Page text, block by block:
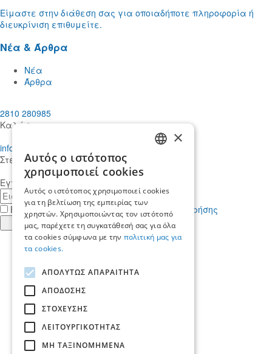
Είμαστε στην διάθεση σας για οποιαδήποτε πληροφορία ή
διευκρίνιση επιθυμείτε.
Νέα & Άρθρα
Νέα
Άρθρα
2810 280985
Καλέστε μας
info@mdcstiakakis.gr
Στείλτε μας το μήνυμά σας
Εγγραφείτε στο Newsletter μας
E-
mailΈχω διαβάσει κι αποδέχομαι τους
όρους χρήσης
Εγγραφή
Find
us
in
Facebook
Find
us
in
Instagram
Find
us
in
Twitter
Find
us
in
LinkedIn
Αρχική
Ποιοί είμαστε
Yπηρεσίες
Ποιοι μας εμπιστεύονται
Νέα & Άρθρα
×
Αυτός ο ιστότοπος
χρησιμοποιεί cookies
Αυτός ο ιστότοπος χρησιμοποιεί cookies
για τη βελτίωση της εμπειρίας των
χρηστών. Χρησιμοποιώντας τον ιστότοπό
μας, παρέχετε τη συγκατάθεσή σας για όλα
τα cookies σύμφωνα με την πολιτική μας για
τα cookies.
ΑΠΟΛΥΤΩΣ ΑΠΑΡΑΙΤΗΤΑ
ΑΠΟΔΟΣΗΣ
ΣΤΟΧΕΥΣΗΣ
ΛΕΙΤΟΥΡΓΙΚΟΤΗΤΑΣ
ΜΗ ΤΑΞΙΝΟΜΗΜΕΝΑ